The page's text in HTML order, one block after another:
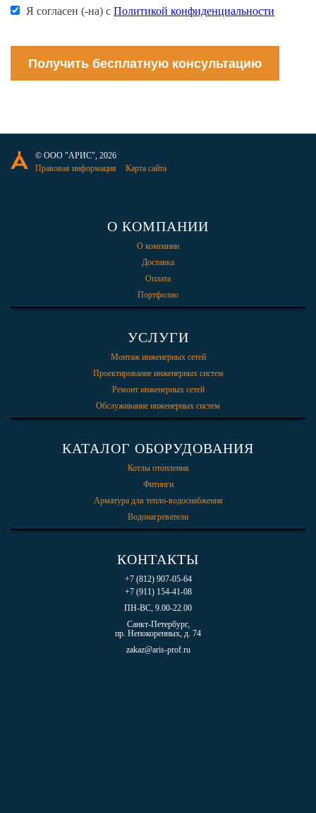
Я согласен (-на) с Политикой конфиденциальности
Получить бесплатную консультацию
© ООО "АРИС", 2026
Правовая информация
Карта сайта
О КОМПАНИИ
О компании
Доставка
Оплата
Портфолио
УСЛУГИ
Монтаж инженерных сетей
Проектирование инженерных систем
Ремонт инженерных сетей
Обслуживание инженерных систем
КАТАЛОГ ОБОРУДОВАНИЯ
Котлы отопления
Фитинги
Арматура для тепло-водоснабжения
Водонагреватели
КОНТАКТЫ
+7 (812) 907-05-64
+7 (911) 154-41-08
ПН-ВС, 9.00-22.00
Санкт-Петербург,
пр. Непокоренных, д. 74
zakaz@aris-prof.ru